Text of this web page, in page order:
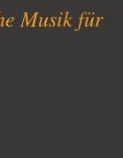
Musik für